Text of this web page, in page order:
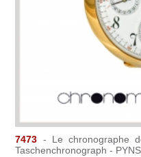
7473 - Le chronographe
Taschenchronograph -